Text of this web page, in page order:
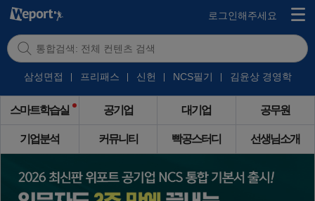
로그인해주세요
삼성면접 프리패스 신헌 NCS필기 김윤상 경영학
스마트학습실 공기업 대기업 공무원
기업분석 커뮤니티 빡공스터디 선생님소개